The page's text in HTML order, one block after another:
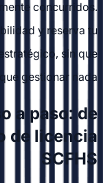
concurridos.
y reserva tu
sin que
gestionar nada.
a paso: de
de licencia
SCFHS